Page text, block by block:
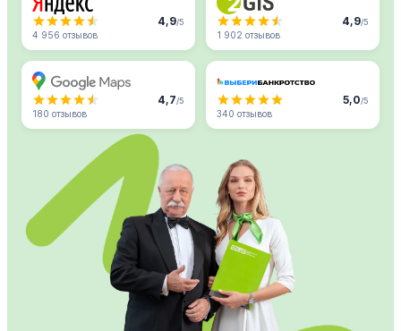
4,9/5
4 956 отзывов
4,9/5
1 902 отзывов
4,7/5
180 отзывов
5,0/5
340 отзывов